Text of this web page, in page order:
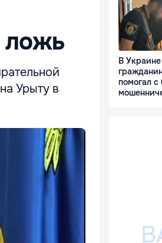
ложь
Урыту в
В
помогал с